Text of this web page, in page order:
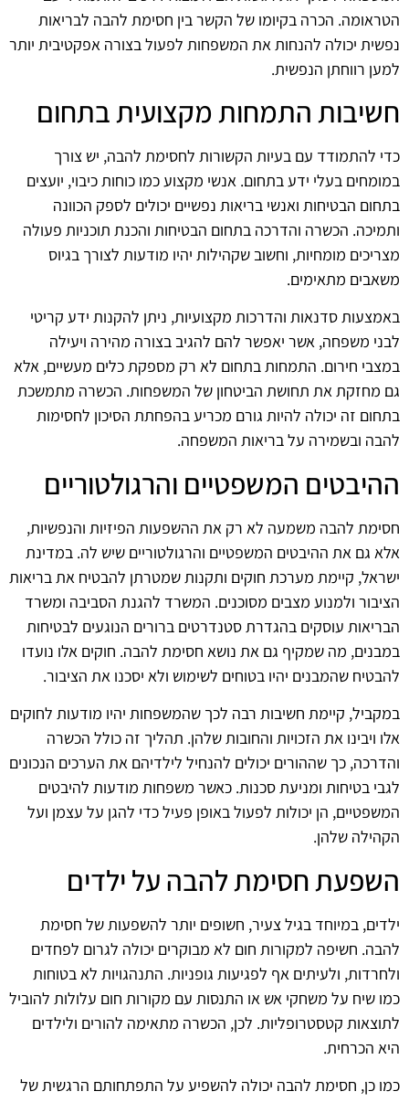
הטראומה. הכרה בקיומו של הקשר בין חסימת להבה לבריאות
נפשית יכולה להנחות את המשפחות לפעול בצורה אפקטיבית יותר
למען רווחתן הנפשית.
חשיבות התמחות מקצועית בתחום
כדי להתמודד עם בעיות הקשורות לחסימת להבה, יש צורך
במומחים בעלי ידע בתחום. אנשי מקצוע כמו כוחות כיבוי, יועצים
בתחום הבטיחות ואנשי בריאות נפשיים יכולים לספק הכוונה
ותמיכה. הכשרה והדרכה בתחום הבטיחות והכנת תוכניות פעולה
מצריכים מומחיות, וחשוב שקהילות יהיו מודעות לצורך בגיוס
משאבים מתאימים.
באמצעות סדנאות והדרכות מקצועיות, ניתן להקנות ידע קריטי
לבני משפחה, אשר יאפשר להם להגיב בצורה מהירה ויעילה
במצבי חירום. התמחות בתחום לא רק מספקת כלים מעשיים, אלא
גם מחזקת את תחושת הביטחון של המשפחות. הכשרה מתמשכת
בתחום זה יכולה להיות גורם מכריע בהפחתת הסיכון לחסימות
להבה ובשמירה על בריאות המשפחה.
ההיבטים המשפטיים והרגולטוריים
חסימת להבה משמעה לא רק את ההשפעות הפיזיות והנפשיות,
אלא גם את ההיבטים המשפטיים והרגולטוריים שיש לה. במדינת
ישראל, קיימת מערכת חוקים ותקנות שמטרתן להבטיח את בריאות
הציבור ולמנוע מצבים מסוכנים. המשרד להגנת הסביבה ומשרד
הבריאות עוסקים בהגדרת סטנדרטים ברורים הנוגעים לבטיחות
במבנים, מה שמקיף גם את נושא חסימת להבה. חוקים אלו נועדו
להבטיח שהמבנים יהיו בטוחים לשימוש ולא יסכנו את הציבור.
במקביל, קיימת חשיבות רבה לכך שהמשפחות יהיו מודעות לחוקים
אלו ויבינו את הזכויות והחובות שלהן. תהליך זה כולל הכשרה
והדרכה, כך שההורים יכולים להנחיל לילדיהם את הערכים הנכונים
לגבי בטיחות ומניעת סכנות. כאשר משפחות מודעות להיבטים
המשפטיים, הן יכולות לפעול באופן פעיל כדי להגן על עצמן ועל
הקהילה שלהן.
השפעת חסימת להבה על ילדים
ילדים, במיוחד בגיל צעיר, חשופים יותר להשפעות של חסימת
להבה. חשיפה למקורות חום לא מבוקרים יכולה לגרום לפחדים
ולחרדות, ולעיתים אף לפגיעות גופניות. התנהגויות לא בטוחות
כמו שיח על משחקי אש או התנסות עם מקורות חום עלולות להוביל
לתוצאות קטסטרופליות. לכן, הכשרה מתאימה להורים ולילדים
היא הכרחית.
כמו כן, חסימת להבה יכולה להשפיע על התפתחותם הרגשית של